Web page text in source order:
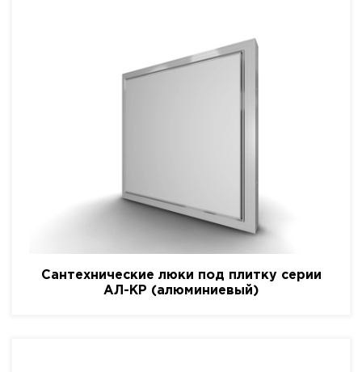
Сантехнические люки под плитку серии
АЛ-КР (алюминиевый)